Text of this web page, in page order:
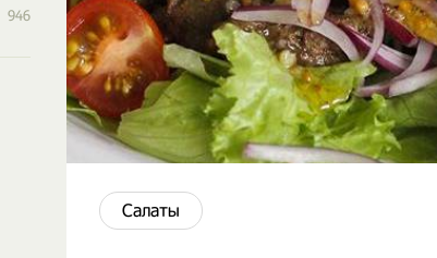
Салаты
946